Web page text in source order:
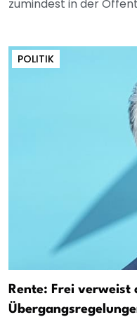
zumindest in der
POLITIK
Rente: Frei